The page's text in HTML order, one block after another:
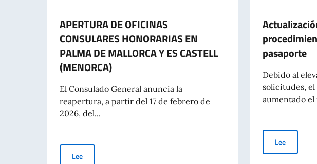
APERTURA DE OFICINAS
CONSULARES HONORARIAS EN
PALMA DE MALLORCA Y ES CASTELL
(MENORCA)
El Consulado General anuncia la
reapertura, a partir del 17 de febrero de
2026, del...
LeeAPERTURA DE OFICINAS CONSULARES HONORARIAS EN PALMA DE
pasaporte
Debido al
solicitudes, el
aumentado el
Lee